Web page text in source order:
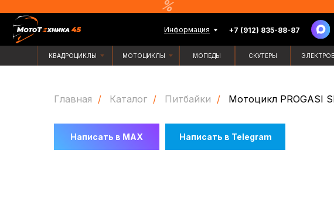
Информация +7 (912) 835-88-87 г.
Главная / Каталог / Питбайки / Мотоцикл PROGASI
Написать в MAX Написать в Telegram